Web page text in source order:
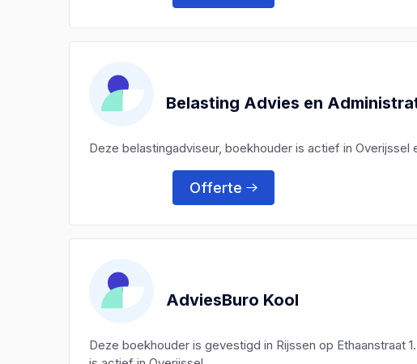
Belasting Advies en
Deze belastingadviseur, boekhouder is actief in
Offerte
AdviesBuro Kool
Deze boekhouder is gevestigd in Rijssen op Ethaanstraat